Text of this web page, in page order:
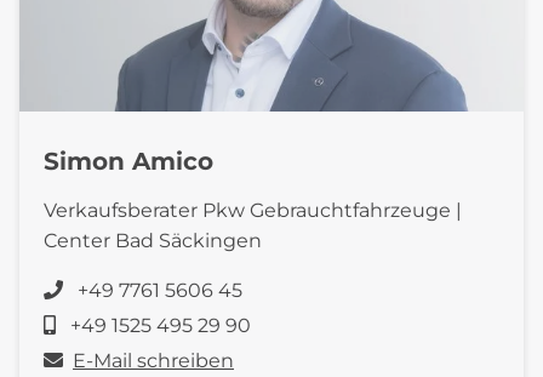
Simon Amico
Verkaufsberater Pkw Gebrauchtfahrzeuge |
Center Bad Säckingen
+49 7761 5606 45
+49 1525 495 29 90
E-Mail schreiben